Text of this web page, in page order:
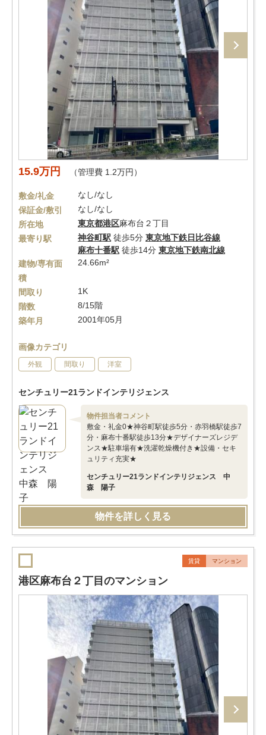
15.9万円 （管理費 1.2万円）
敷金/礼金
なし/なし
保証金/敷引
なし/なし
所在地
東京都港区麻布台２丁目
最寄り駅
神谷町駅 徒歩5分 東京地下鉄日比谷線
麻布十番駅 徒歩14分 東京地下鉄南北線
建物/専有面
積
24.66m²
間取り
1K
階数
8/15階
築年月
2001年05月
画像カテゴリ
外観 間取り 洋室
センチュリー21ランドインテリジェンス
物件担当者コメント
敷金・礼金0★神谷町駅徒歩5分・赤羽橋駅徒歩7
分・麻布十番駅徒歩13分★デザイナーズレジデ
ンス★駐車場有★洗濯乾燥機付き★設備・セキ
ュリティ充実★
センチュリー21ランドインテリジェンス 中
森 陽子
物件を詳しく見る
賃貸 マンション
港区麻布台２丁目のマンション